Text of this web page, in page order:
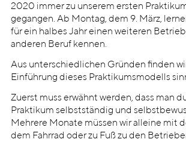
2020 immer zu unserem ersten
gegangen. Ab Montag, dem 9. März,
für ein halbes Jahr einen weiteren
anderen Beruf kennen.
Aus unterschiedlichen Gründen finden
Einführung dieses Praktikumsmodells
Zuerst muss erwähnt werden, dass man
Praktikum selbstständig und
Mehrere Monate müssen wir alleine mit
dem Fahrrad oder zu Fuß zu den